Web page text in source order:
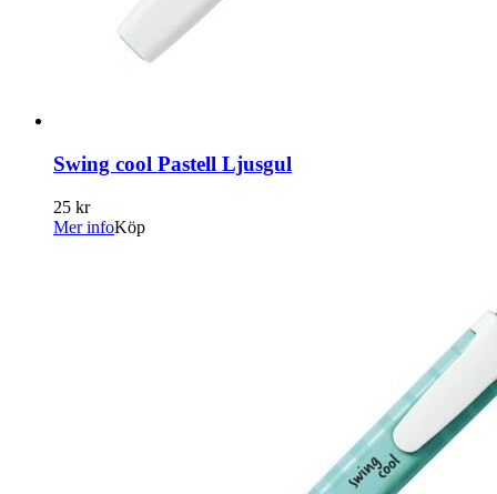
Swing cool Pastell Ljusgul
25 kr
Mer infoKöp